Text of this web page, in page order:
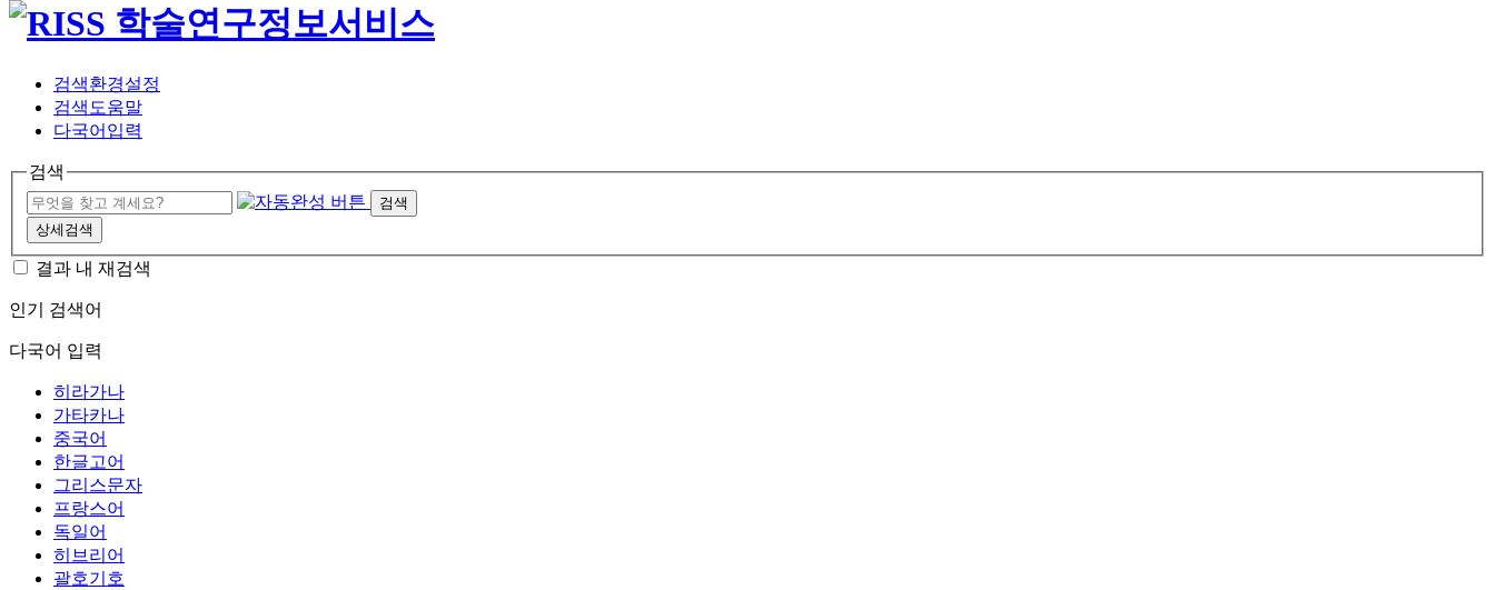
검색환경설정
검색도움말
다국어입력
검색
검색
상세검색
결과 내 재검색
인기 검색어
다국어 입력
히라가나
가타카나
중국어
한글고어
그리스문자
프랑스어
독일어
히브리어
괄호기호